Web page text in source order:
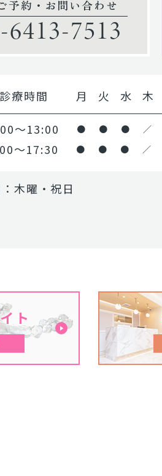
予約・お問い合わせ
6413-7513
診療時間 月 火 水 木
～13:00 ● ● ● ／
～17:30 ● ● ● ／
木曜・祝日
ト